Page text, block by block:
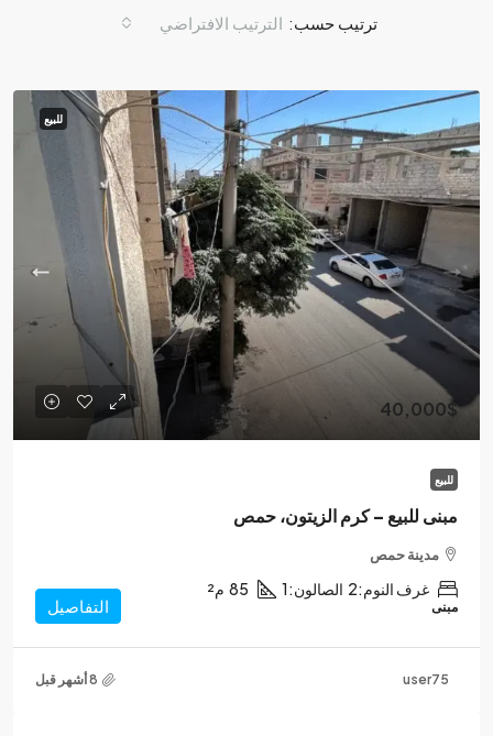
ترتيب حسب: الترتيب الافتراضي
للبيع
40,000$
للبيع
مبنى للبيع – كرم الزيتون، حمص
مدينة حمص
غرف النوم:2 الصالون:1
85 م²
مبنى التفاصيل
user75